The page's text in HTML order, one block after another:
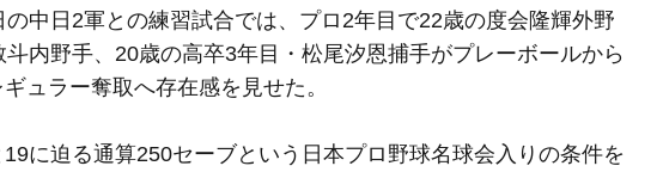
中日2軍との練習試合では、プロ2年目で22歳の度会隆輝外野
内野手、20歳の高卒3年目・松尾汐恩捕手がプレーボールから
ュラー奪取へ存在感を見せた。
に迫る通算250セーブという日本プロ野球名球会入りの条件を